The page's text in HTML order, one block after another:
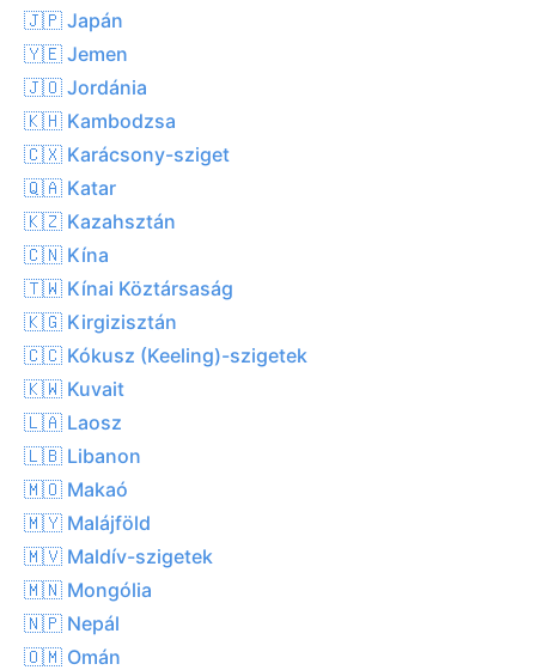
🇯🇵 Japán
🇾🇪 Jemen
🇯🇴 Jordánia
🇰🇭 Kambodzsa
🇨🇽 Karácsony-sziget
🇶🇦 Katar
🇰🇿 Kazahsztán
🇨🇳 Kína
🇹🇼 Kínai Köztársaság
🇰🇬 Kirgizisztán
🇨🇨 Kókusz (Keeling)-szigetek
🇰🇼 Kuvait
🇱🇦 Laosz
🇱🇧 Libanon
🇲🇴 Makaó
🇲🇾 Malájföld
🇲🇻 Maldív-szigetek
🇲🇳 Mongólia
🇳🇵 Nepál
🇴🇲 Omán